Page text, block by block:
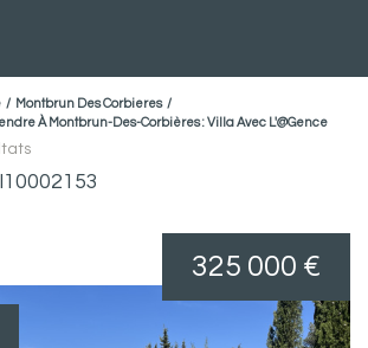
Montbrun Des Corbieres
À Montbrun-Des-Corbières : Villa Avec L'@gence
325 000 €